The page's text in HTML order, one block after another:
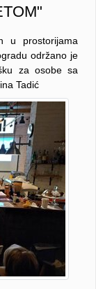
u prostorijama
održano je
za osobe sa
Tadić